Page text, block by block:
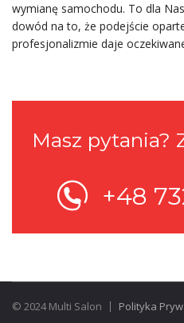
wymianę samochodu. To dla
dowód na to, że podejście
profesjonalizmie daje
Masz pytania?
+48
© 2024 Multi Salon Polityka